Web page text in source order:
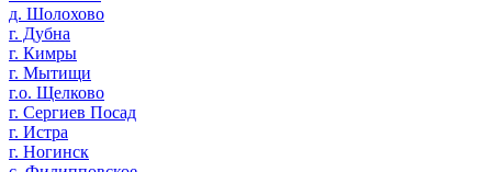
д. Шолохово
г. Дубна
г. Кимры
г. Мытищи
г.о. Щелково
г. Сергиев Посад
г. Истра
г. Ногинск